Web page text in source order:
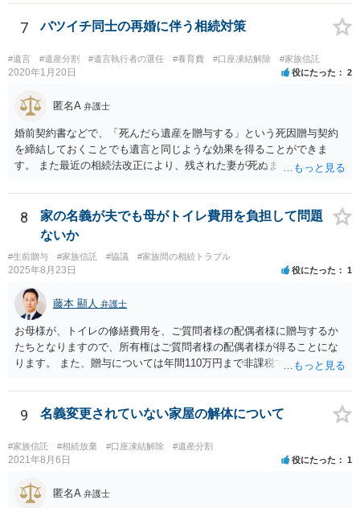
戸籍がどこにあるのかは関係ありません。 ただし、お父様が亡くなっ
たことを知ってから３か月以内に家庭裁判所にて「相続放棄」の手続
7 バツイチ同士の再婚に伴う相続対策
#遺言 #遺産分割 #遺言執行者の選任 #養育費 #口座凍結解除 #家族信託
2020年1月20日 役にたった 2
匿名A 弁護士
婚前契約書などで、「死んだら遺産を贈与する」という死因贈与契約
を締結しておくことでも遺言と同じような効果を得ることができま
す。 また最近の相続法改正により、残された妻が死ぬまで家に住み続
で、その制度を活用する方法も考えられます。 もし契約書の作成まで
視野に入れておられる場合は、お近くの弁護士、できれば相続に強い
弁護士にご相談なさるとよいでしょう。
8
家の名義が夫でも母がトイレ費用を負担して問題
ないか
#生前贈与 #家族信託 #協議 #家族間の相続トラブル
2025年8月23日 役にたった 1
藤本 顯人 弁護士
お母様が、トイレの修繕費用を、ご質問者様の配偶者様に贈与するか
たちとなりますので、所有権はご質問者様の配偶者様が得ることにな
ります。 また、贈与については年間110万円まで非課税であり、トイ
9 名義変更されていない家屋の解体について
#家族信託 #相続放棄 #口座凍結解除 #遺産分割
2021年8月6日 役にたった 1
匿名A 弁護士